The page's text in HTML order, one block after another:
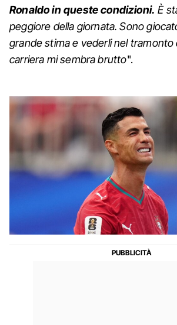
Ronaldo in queste condizioni. È
peggiore della giornata. Sono
grande stima e vederli nel tramonto
carriera mi sembra brutto".